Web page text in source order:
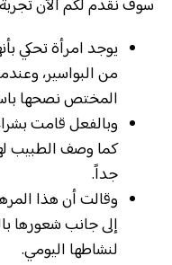
سوف نقدم لكم الآن
يوجد امرأة تحكي
من البواسير،
المختص نصحها
وبالفعل قامت
كما وصف الطبيب
جداً.
وقالت أن هذا
إلى جانب شعورها
لنشاطها اليومي.